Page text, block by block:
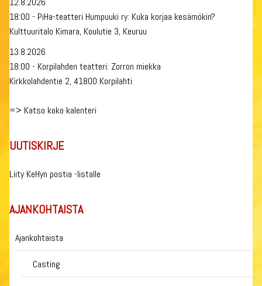
18:00 - PiHa-teatteri Humpuuki ry: Kuka korjaa kesämökin?
Kulttuuritalo Kimara, Koulutie 3, Keuruu
13.8.2026
18:00 - Korpilahden teatteri: Zorron miekka
Kirkkolahdentie 2, 41800 Korpilahti
=> Katso koko kalenteri
UUTISKIRJE
Liity KeHyn postia -listalle
AJANKOHTAISTA
Ajankohtaista
Casting